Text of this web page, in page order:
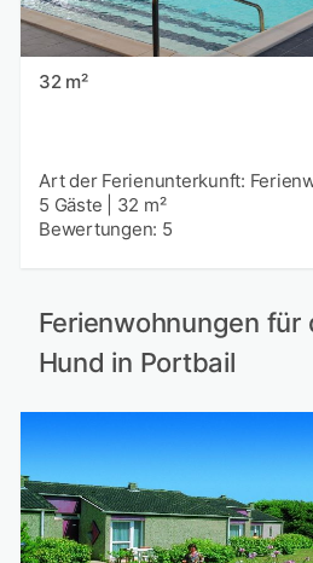
32 m²
Art der Ferienunterkunft:
5 Gäste
32 m²
Bewertungen: 5
Ferienwohnungen für
Hund in Portbail